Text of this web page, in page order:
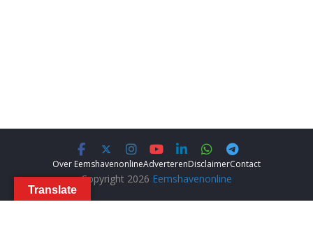
Over EemshavenonlineAdverterenDisclaimerContact
Copyright 2026 Eemshavenonline
Translate